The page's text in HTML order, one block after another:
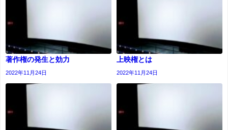
著作権の発生と効力
2022年11月24日
上映権とは
2022年11月24日